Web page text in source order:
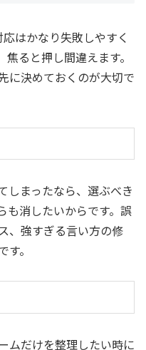
はかなり失敗しやすく
ると押し間違えます。
に決めておくのが大切で
しまったなら、選ぶべき
も消したいからです。誤
、強すぎる言い方の修
。
ムだけを整理したい時に